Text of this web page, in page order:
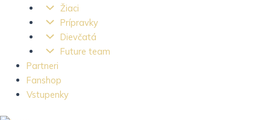
Žiaci
Prípravky
Dievčatá
Future team
Partneri
Fanshop
Vstupenky